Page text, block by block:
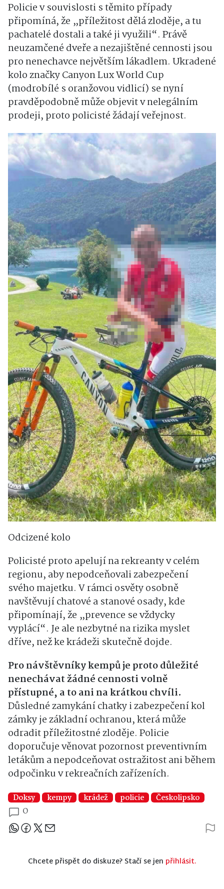
Policie v souvislosti s těmito případy
připomíná, že „příležitost dělá zloděje, a tu
pachatelé dostali a také ji využili“. Právě
neuzamčené dveře a nezajištěné cennosti jsou
pro nenechavce největším lákadlem. Ukradené
kolo značky Canyon Lux World Cup
(modrobílé s oranžovou vidlicí) se nyní
pravděpodobně může objevit v nelegálním
prodeji, proto policisté žádají veřejnost.
Odcizené kolo
Policisté proto apelují na rekreanty v celém
regionu, aby nepodceňovali zabezpečení
svého majetku. V rámci osvěty osobně
navštěvují chatové a stanové osady, kde
připomínají, že „prevence se vždycky
vyplácí“. Je ale nezbytné na rizika myslet
dříve, než ke krádeži skutečně dojde.
Pro návštěvníky kempů je proto důležité
nenechávat žádné cennosti volně
přístupné, a to ani na krátkou chvíli.
Důsledné zamykání chatky i zabezpečení kol
zámky je základní ochranou, která může
odradit příležitostné zloděje. Policie
doporučuje věnovat pozornost preventivním
letákům a nepodceňovat ostražitost ani během
odpočinku v rekreačních zařízeních.
Doksy kempy krádež policie Českolipsko
0
Sdílejte článek
Chcete přispět do diskuze? Stačí se jen přihlásit.